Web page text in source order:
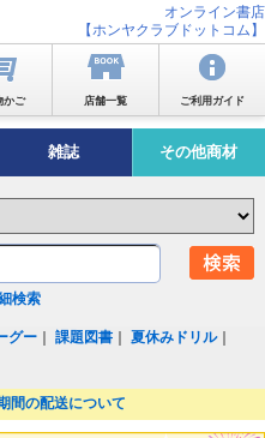
オンライン書店
【ホンヤクラブドットコム】
かご 店舗一覧 ご利用ガイド
雑誌 その他商材
検索
グー ｜課題図書 ｜夏休みドリル｜
間の配送について